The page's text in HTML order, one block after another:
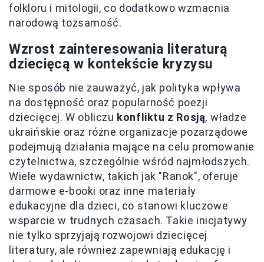
folkloru i mitologii, co dodatkowo wzmacnia
narodową tożsamość.
Wzrost zainteresowania literaturą
dziecięcą w kontekście kryzysu
Nie sposób nie zauważyć, jak polityka wpływa
na dostępność oraz popularność poezji
dziecięcej. W obliczu konfliktu z Rosją, władze
ukraińskie oraz różne organizacje pozarządowe
podejmują działania mające na celu promowanie
czytelnictwa, szczególnie wśród najmłodszych.
Wiele wydawnictw, takich jak "Ranok", oferuje
darmowe e-booki oraz inne materiały
edukacyjne dla dzieci, co stanowi kluczowe
wsparcie w trudnych czasach. Takie inicjatywy
nie tylko sprzyjają rozwojowi dziecięcej
literatury, ale również zapewniają edukację i